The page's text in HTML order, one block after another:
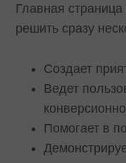
Главная
решить сразу
Создает
Ведет
Помогает в